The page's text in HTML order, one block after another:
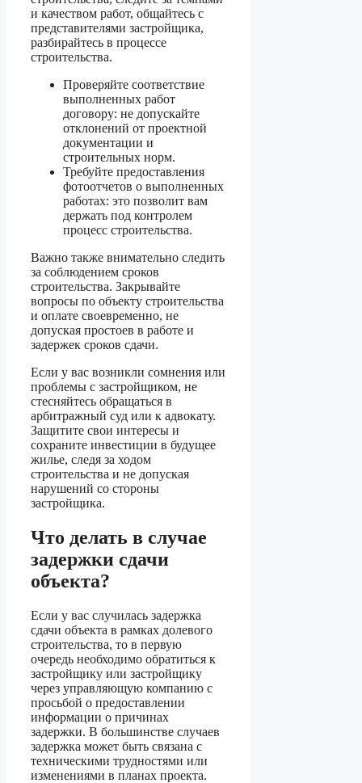
и качеством работ, общайтесь с
представителями застройщика,
разбирайтесь в процессе
строительства.
Проверяйте соответствие
выполненных работ
договору: не допускайте
отклонений от проектной
документации и
строительных норм.
Требуйте предоставления
фотоотчетов о выполненных
работах: это позволит вам
держать под контролем
процесс строительства.
Важно также внимательно следить
за соблюдением сроков
строительства. Закрывайте
вопросы по объекту строительства
и оплате своевременно, не
допуская простоев в работе и
задержек сроков сдачи.
Если у вас возникли сомнения или
проблемы с застройщиком, не
стесняйтесь обращаться в
арбитражный суд или к адвокату.
Защитите свои интересы и
сохраните инвестиции в будущее
жилье, следя за ходом
строительства и не допуская
нарушений со стороны
застройщика.
Что делать в случае
задержки сдачи
объекта?
Если у вас случилась задержка
сдачи объекта в рамках долевого
строительства, то в первую
очередь необходимо обратиться к
застройщику или застройщику
через управляющую компанию с
просьбой о предоставлении
информации о причинах
задержки. В большинстве случаев
задержка может быть связана с
техническими трудностями или
изменениями в планах проекта.